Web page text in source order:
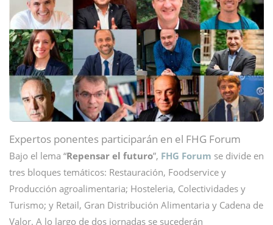
Expertos ponentes participarán en el FHG Forum
Bajo el lema “Repensar el futuro”, FHG Forum se divide en
tres bloques temáticos: Restauración, Foodservice y
Producción agroalimentaria; Hosteleria, Colectividades y
Turismo; y Retail, Gran Distribución Alimentaria y Cadena de
Valor. A lo largo de dos jornadas se sucederán